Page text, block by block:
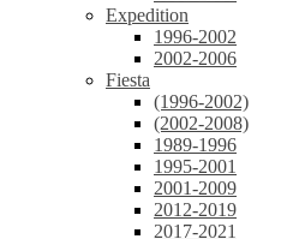
Expedition
1996-2002
2002-2006
Fiesta
(1996-2002)
(2002-2008)
1989-1996
1995-2001
2001-2009
2012-2019
2017-2021